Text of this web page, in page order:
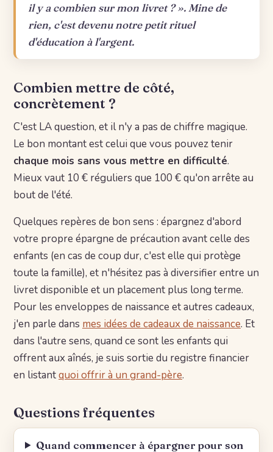
il y a combien sur mon livret ? ». Mine de
rien, c'est devenu notre petit rituel
d'éducation à l'argent.
Combien mettre de côté,
concrètement ?
C'est LA question, et il n'y a pas de chiffre magique.
Le bon montant est celui que vous pouvez tenir
chaque mois sans vous mettre en difficulté.
Mieux vaut 10 € réguliers que 100 € qu'on arrête au
bout de l'été.
Quelques repères de bon sens : épargnez d'abord
votre propre épargne de précaution avant celle des
enfants (en cas de coup dur, c'est elle qui protège
toute la famille), et n'hésitez pas à diversifier entre un
livret disponible et un placement plus long terme.
Pour les enveloppes de naissance et autres cadeaux,
j'en parle dans mes idées de cadeaux de naissance. Et
dans l'autre sens, quand ce sont les enfants qui
offrent aux aînés, je suis sortie du registre financier
en listantquoi offrir à un grand-père.
Questions fréquentes
Quand commencer à épargner pour son